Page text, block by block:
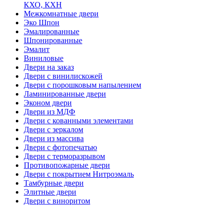
КХО, КХН
Межкомнатные двери
Эко Шпон
Эмалированные
Шпонированные
Эмалит
Виниловые
Двери на заказ
Двери с винилискожей
Двери с порошковым напылением
Ламинированные двери
Эконом двери
Двери из МДФ
Двери с кованными элементами
Двери с зеркалом
Двери из массива
Двери с фотопечатью
Двери с терморазрывом
Противопожарные двери
Двери с покрытием Нитроэмаль
Тамбурные двери
Элитные двери
Двери с виноритом